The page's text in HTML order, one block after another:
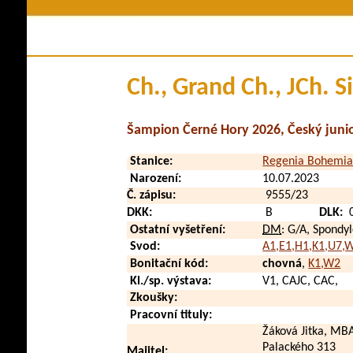
Kontakty
Klubové zpravodajeZdraví
Ch., Grand Ch., JCh.
Šampion Černé Hory 2026, Český
Stanice:
Regenia Bohemia
Narození:
10.07.2023
Č. zápisu:
9555/23
DKK:
B DLK:
Ostatní vyšetření:
DM: G/A,
Svod:
Bonitační kód:
chovná, K1,W2
Kl./sp. výstava:
V1, CAJC, CAC,
Zkoušky:
Pracovní tituly:
Žáková Jitka,
Palackého 313